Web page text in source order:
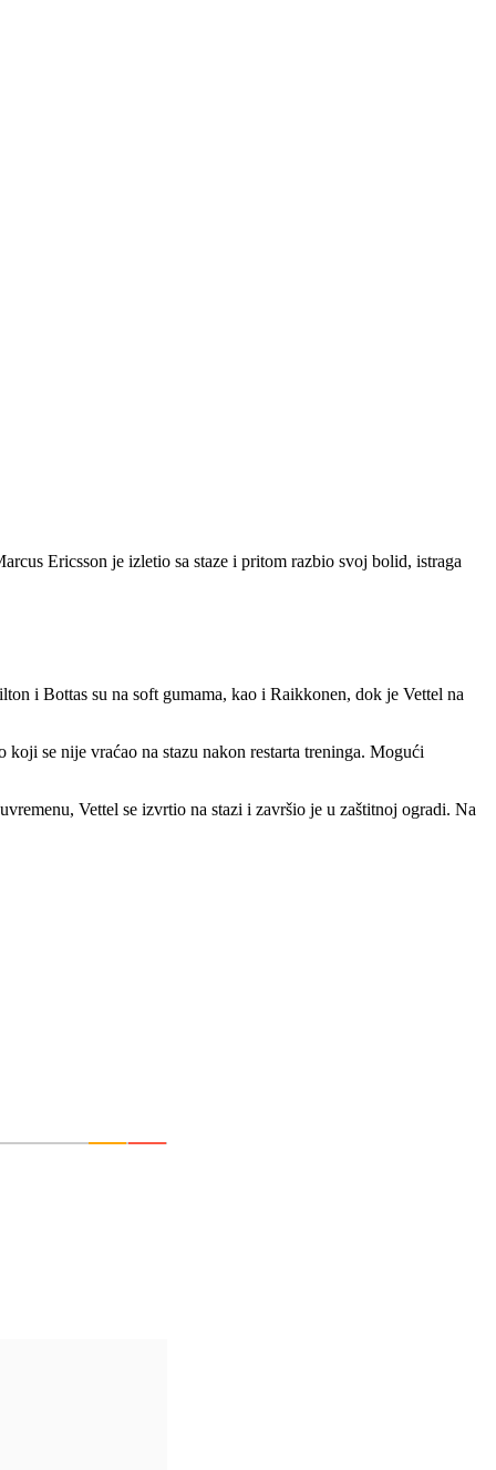
Ericsson je izletio sa staze i pritom razbio svoj bolid, istraga
i Bottas su na soft gumama, kao i Raikkonen, dok je Vettel na
se nije vraćao na stazu nakon restarta treninga. Mogući
Vettel se izvrtio na stazi i završio je u zaštitnoj ogradi. Na